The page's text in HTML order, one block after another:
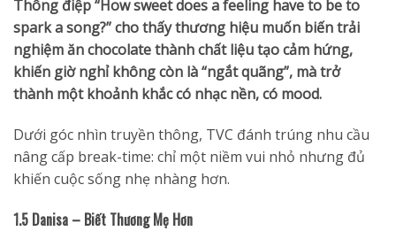
Thông điệp “How sweet does a feeling have to be to
spark a song?” cho thấy thương hiệu muốn biến trải
nghiệm ăn chocolate thành chất liệu tạo cảm hứng,
khiến giờ nghỉ không còn là “ngắt quãng”, mà trở
thành một khoảnh khắc có nhạc nền, có mood.
Dưới góc nhìn truyền thông, TVC đánh trúng nhu cầu
nâng cấp break-time: chỉ một niềm vui nhỏ nhưng đủ
khiến cuộc sống nhẹ nhàng hơn.
1.5 Danisa – Biết Thương Mẹ Hơn